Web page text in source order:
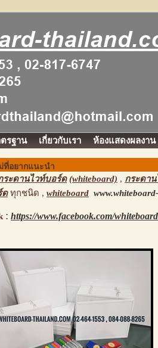
รฐาน เกี่ยวกับเรา ห้องแสดงผลงาน
ที่อยากแนะนำ
ระดานไวท์บอร์ด (whiteboard) , กระดา
ดทุกชนิด , whiteboard
: https://www.facebook.com/